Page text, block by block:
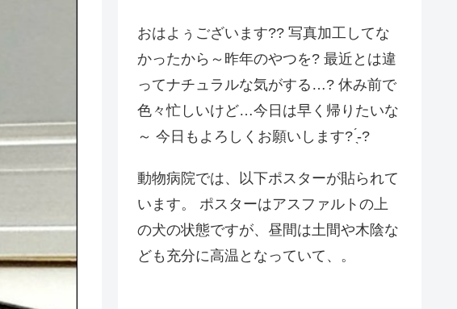
おはよぅございます?? 写真加工してな
かったから～昨年のやつを? 最近とは違
ってナチュラルな気がする…? 休み前で
色々忙しいけど…今日は早く帰りたいな
～ 今日もよろしくお願いします? ̖́-?
動物病院では、以下ポスターが貼られて
います。 ポスターはアスファルトの上
の犬の状態ですが、昼間は土間や木陰な
ども充分に高温となっていて、。